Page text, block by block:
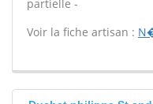
partielle -
Voir la fiche artisan :